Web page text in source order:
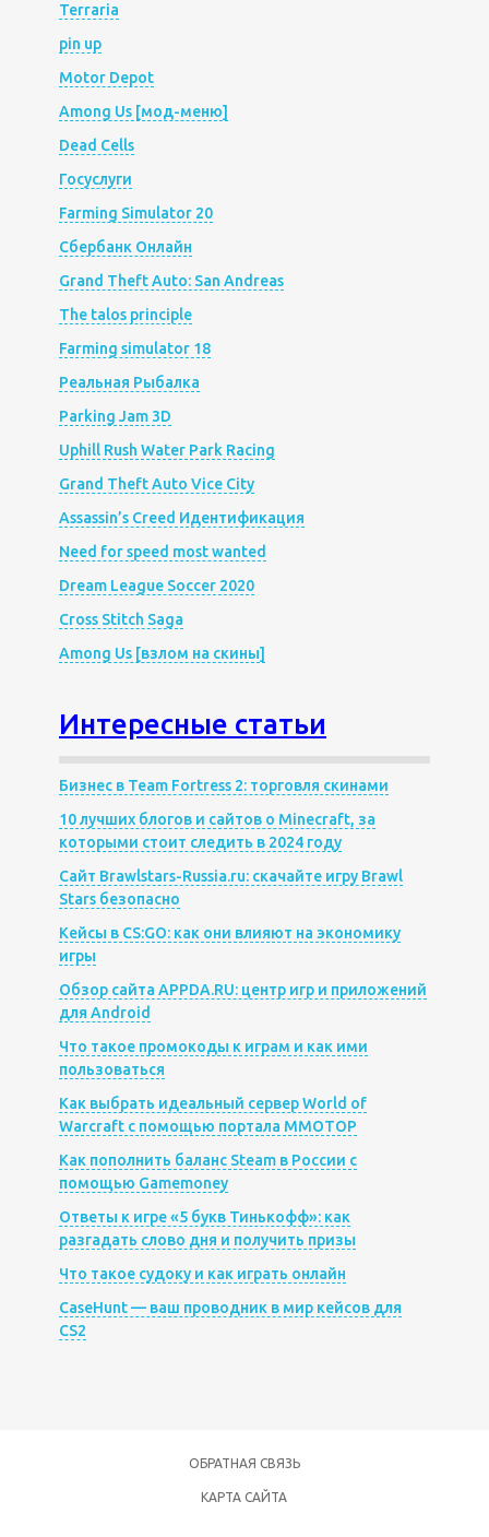
Terraria
pin up
Motor Depot
Among Us [мод-меню]
Dead Cells
Госуслуги
Farming Simulator 20
Сбербанк Онлайн
Grand Theft Auto: San Andreas
The talos principle
Farming simulator 18
Реальная Рыбалка
Parking Jam 3D
Uphill Rush Water Park Racing
Grand Theft Auto Vice City
Assassin’s Creed Идентификация
Need for speed most wanted
Dream League Soccer 2020
Cross Stitch Saga
Among Us [взлом на скины]
Интересные статьи
Бизнес в Team Fortress 2: торговля скинами
10 лучших блогов и сайтов о Minecraft, за
которыми стоит следить в 2024 году
Сайт Brawlstars-Russia.ru: скачайте игру Brawl
Stars безопасно
Кейсы в CS:GO: как они влияют на экономику
игры
Обзор сайта APPDA.RU: центр игр и приложений
для Android
Что такое промокоды к играм и как ими
пользоваться
Как выбрать идеальный сервер World of
Warcraft с помощью портала MMOTOP
Как пополнить баланс Steam в России с
помощью Gamemoney
Ответы к игре «5 букв Тинькофф»: как
разгадать слово дня и получить призы
Что такое судоку и как играть онлайн
CaseHunt — ваш проводник в мир кейсов для
CS2
ОБРАТНАЯ СВЯЗЬ
КАРТА САЙТА